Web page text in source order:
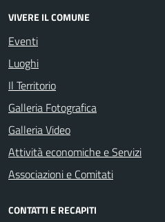
VIVERE IL COMUNE
Eventi
Luoghi
Il Territorio
Galleria Fotografica
Galleria Video
Attività economiche e Servizi
Associazioni e Comitati
CONTATTI E RECAPITI